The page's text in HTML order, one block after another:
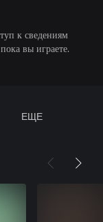
к сведениям
вы играете.
ЕЩЕ